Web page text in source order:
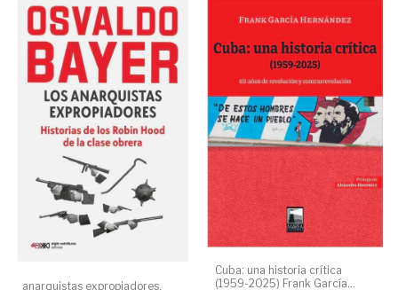
anarquistas expropiadores.
Cuba: una historia crítica
(1959-2025) Frank García